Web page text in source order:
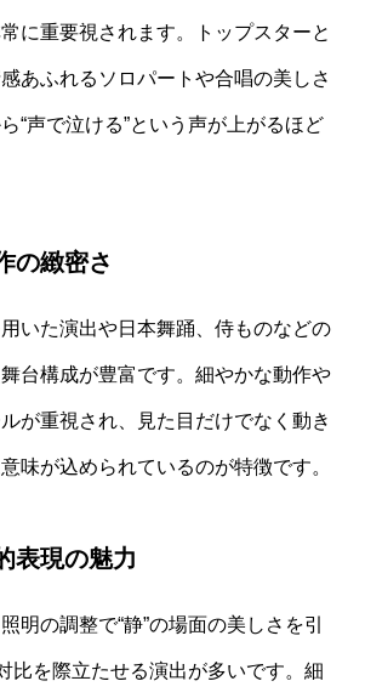
に重要視されます。トップスターと
あふれるソロパートや合唱の美しさ
“声で泣ける”という声が上がるほど
の緻密さ
いた演出や日本舞踊、侍ものなどの
台構成が豊富です。細やかな動作や
が重視され、見た目だけでなく動き
味が込められているのが特徴です。
表現の魅力
明の調整で“静”の場面の美しさを引
比を際立たせる演出が多いです。細